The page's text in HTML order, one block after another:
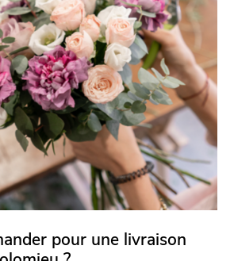
pour une livraison